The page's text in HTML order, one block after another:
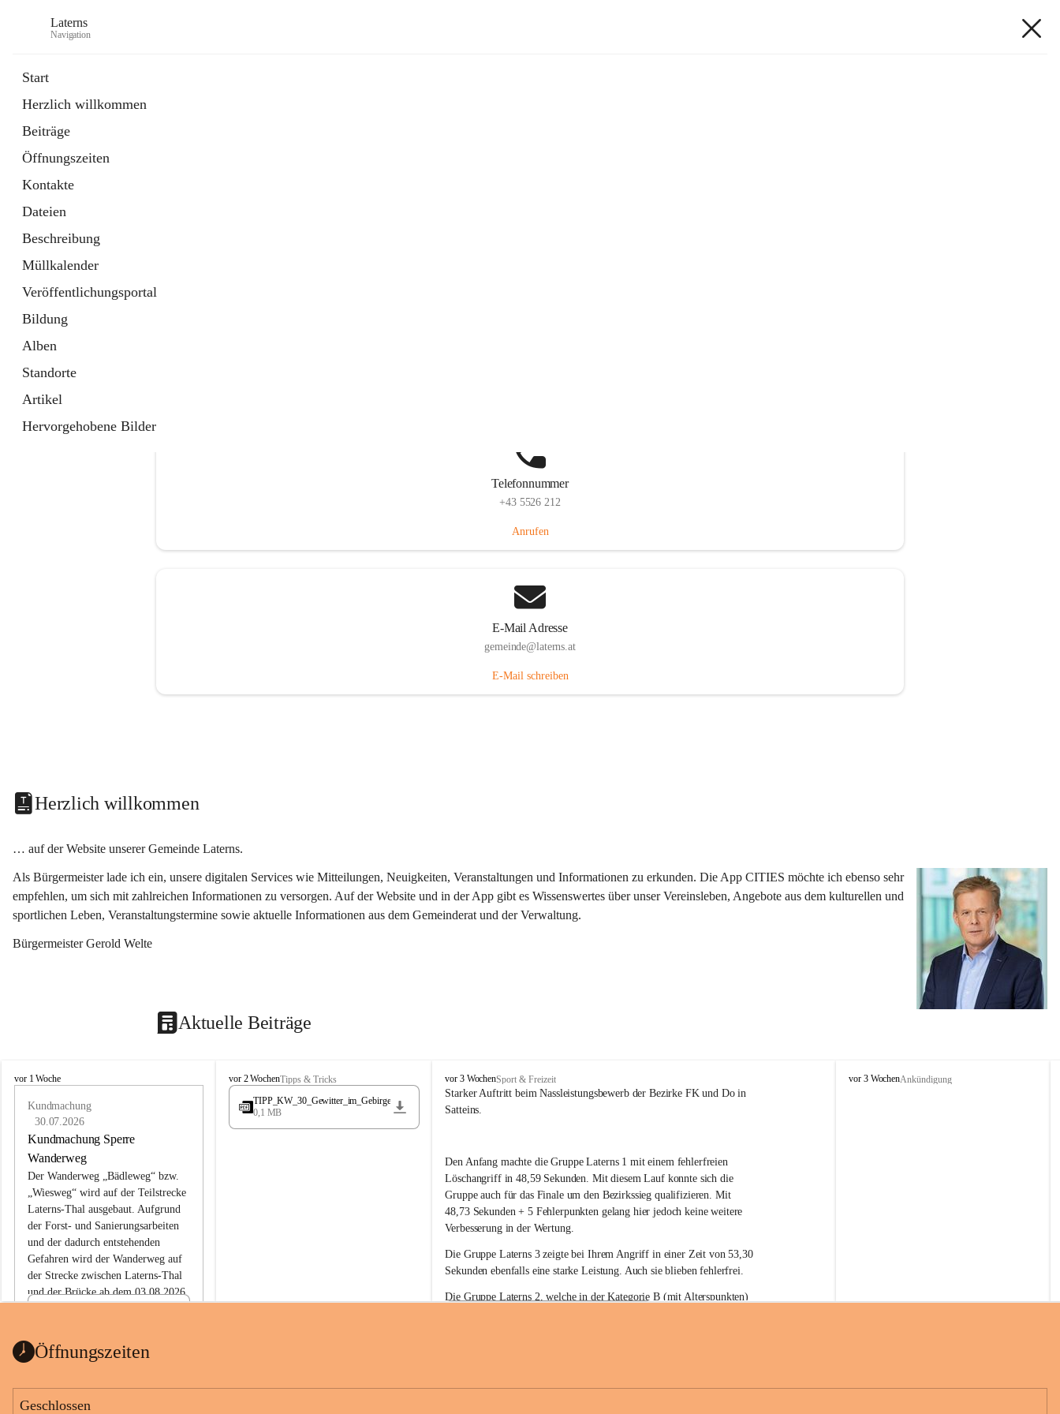
Laterns
Navigation
Start
Herzlich willkommen
Beiträge
Öffnungszeiten
Kontakte
Dateien
Beschreibung
Müllkalender
Veröffentlichungsportal
Bildung
Alben
Standorte
Artikel
Hervorgehobene Bilder
Telefonnummer
+43 5526 212
Anrufen
E-Mail Adresse
gemeinde@laterns.at
E-Mail schreiben
Herzlich willkommen
… auf der Website unserer Gemeinde Laterns.
Als Bürgermeister lade ich ein, unsere digitalen Services wie Mitteilungen, Neuigkeiten, Veranstaltungen und Informationen zu erkunden. Die App CITIES möchte ich ebenso sehr
empfehlen, um sich mit zahlreichen Informationen zu versorgen. Auf der Website und in der App gibt es Wissenswertes über unser Vereinsleben, Angebote aus dem kulturellen und
sportlichen Leben, Veranstaltungstermine sowie aktuelle Informationen aus dem Gemeinderat und der Verwaltung.
Bürgermeister Gerold Welte
Aktuelle Beiträge
L
vor 1 Woche
Kundmachung
30.07.2026
Kundmachung Sperre
Wanderweg
Der Wanderweg „Bädleweg“ bzw.
„Wiesweg“ wird auf der Teilstrecke
Laterns-Thal ausgebaut. Aufgrund
der Forst- und Sanierungsarbeiten
und der dadurch entstehenden
Gefahren wird der Wanderweg auf
der Strecke zwischen Laterns-Thal
und der Brücke ab dem 03.08.2026
ht
1 Seite•0,1 MB
L
a
e
vor 2 WochenTipps & Tricks
TIPP_KW_30_Gewitter_im_Gebirge
0,1 MB
F
r
e
l
l
i
g
e
F
e
u
e
r
w
t
vor 3 WochenSport & Freizeit
Starker Auftritt beim Nassleistungsbewerb der Bezirke FK und Do in
Satteins.
Den Anfang machte die Gruppe Laterns 1 mit einem fehlerfreien
Löschangriff in 48,59 Sekunden. Mit diesem Lauf konnte sich die
Gruppe auch für das Finale um den Bezirkssieg qualifizieren. Mit
48,73 Sekunden + 5 Fehlerpunkten gelang hier jedoch keine weitere
Verbesserung in der Wertung.
Die Gruppe Laterns 3 zeigte bei Ihrem Angriff in einer Zeit von 53,30
Sekunden ebenfalls eine starke Leistung. Auch sie blieben fehlerfrei.
Die Gruppe Laterns 2, welche in der Kategorie B (mit Alterspunkten)
L
vor 3 WochenAnkündigung
Öffnungszeiten
Geschlossen